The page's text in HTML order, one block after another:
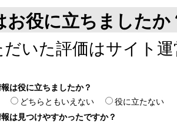
お役に立ちましたか
だいた評価はサイト
は役に立ちましたか？
どちらともいえない
役に立たない
は見つけやすかったですか？